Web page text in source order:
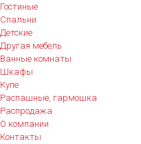
Гостиные
Спальни
Детские
Другая мебель
Ванные комнаты
Шкафы
Купе
Распашные, гармошка
Распродажа
О компании
Контакты